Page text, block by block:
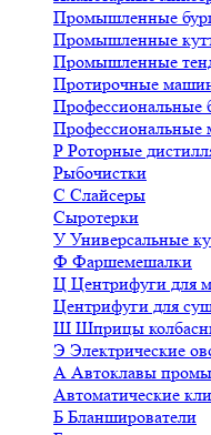
Промышленные
Промышленные
Промышленные
Протирочные
Профессиональные
Профессиональные
Р Роторные
Рыбочистки
С Слайсеры
Сыротерки
У Универсальные
Ф Фаршемешалки
Ц Центрифуги для
Центрифуги для
Ш Шприцы
Э Электрические
А Автоклавы
Автоматические
Б Бланширователи